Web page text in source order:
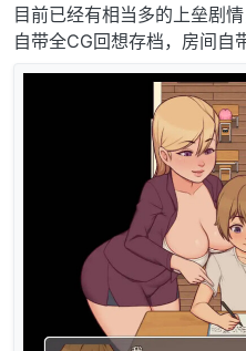
目前已经有相当多的上垒剧
自带全CG回想存档，房间自